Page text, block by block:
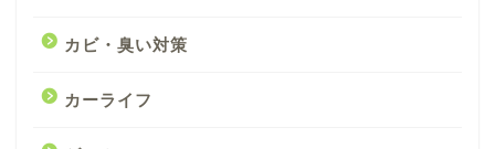
カビ・臭い対策
カーライフ